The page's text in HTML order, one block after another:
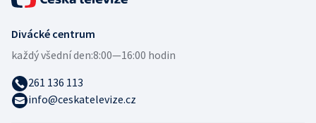
Divácké centrum
každý všední den:8:00—16:00 hodin
261 136 113
info@ceskatelevize.cz